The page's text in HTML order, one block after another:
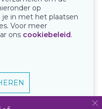
op
je in met het plaatsen
Voor meer
ons cookiebeleid.